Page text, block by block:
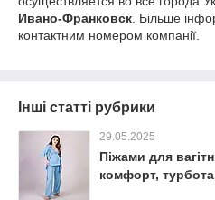
Ивано-Франковск . Більше
контактним номером компанії.
Інші статті рубрики
29.05.2025
Піжами для
комфорт,